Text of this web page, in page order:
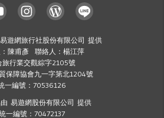
遊網旅行社股份有限公司 提供
陳甫彥 聯絡人：楊江萍
旅行業交觀綜字2105號
保障協會九一字第北1204號
一編號：70536126
易遊網股份有限公司 提供
一編號：70472137